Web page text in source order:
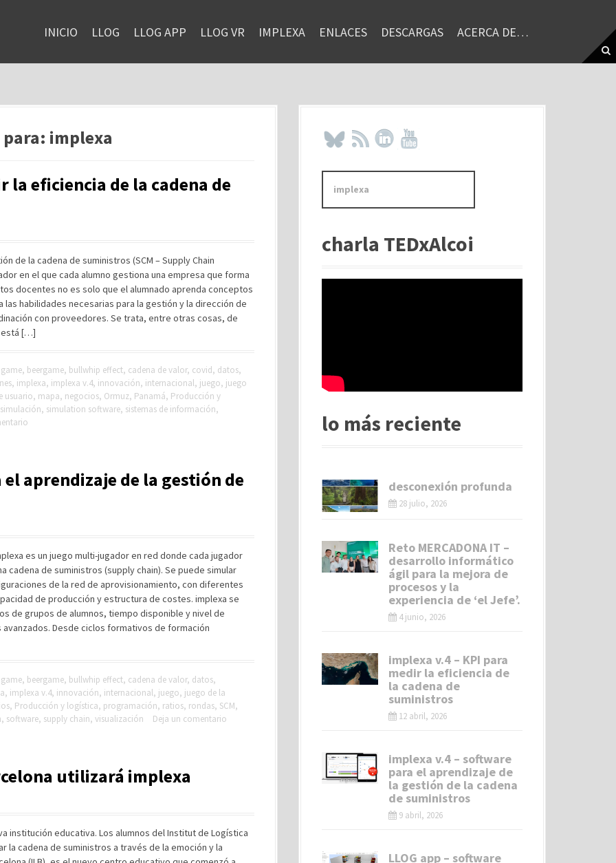
INICIO LLOG LLOG APP LLOG VR IMPLEXA ENLACES DESCARGAS ACERCA DE…
implexa
la eficiencia de la cadena de
de la cadena de suministros (SCM – Supply Chain
en el que cada alumno gestiona una empresa que forma
docentes no es solo que el alumnado aprenda conceptos
habilidades necesarias para la gestión y la dirección de
con proveedores. Se trata, entre otras cosas, de
está […]
, beergame, bullwhip effect, cadena de valor, covid, datos,
, implexa, implexa v.4, innovación, internacional, juego, juego
usuario, mapa, negocios, Ormuz, Panamá, Producción y
simulación, simulation software, sistemas de información,
aprendizaje de la gestión de
es un juego multi-jugador en red donde cada jugador
cadena de suministros (supply chain). Se puede simular
de la red de aprovisionamiento, con diferentes
de producción y estructura de costes. implexa se
de grupos de alumnos, tiempo disponible y nivel de
Desde ciclos formativos de formación
, beergame, bullwhip effect, cadena de valor, datos,
, implexa v.4, innovación, internacional, juego, juego de la
, Producción y logística, programación, ratios, rondas, SCM,
, software, supply chain, visualización Deja un comentario
utilizará implexa
institución educativa. Los alumnos del Institut de Logística
la cadena de suministros a través de la emoción y la
s
rcharla TEDxAlcoi
lo más reciente
desconexión profunda
28 julio, 2026
Reto MERCADONA IT –
desarrollo informático
ágil para la mejora de
procesos y la
experiencia de ‘el Jefe’.
4 junio, 2026
implexa v.4 – KPI para
medir la eficiencia de
la cadena de
suministros
12 abril, 2026
implexa v.4 – software
para el aprendizaje de
la gestión de la cadena
de suministros
9 abril, 2026
LLOG app – software